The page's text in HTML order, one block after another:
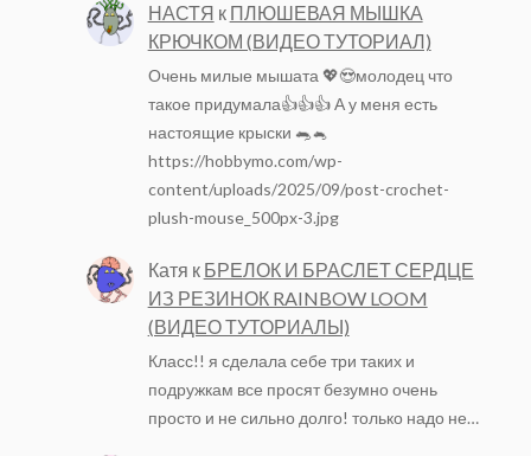
НАСТЯ к ПЛЮШЕВАЯ МЫШКА
КРЮЧКОМ (ВИДЕО ТУТОРИАЛ)
Очень милые мышата 💖😍молодец что
такое придумала👍👍👍 А у меня есть
настоящие крыски 🐀🐁
https://hobbymo.com/wp-
content/uploads/2025/09/post-crochet-
plush-mouse_500px-3.jpg
Катя к БРЕЛОК И БРАСЛЕТ СЕРДЦЕ
ИЗ РЕЗИНОК RAINBOW LOOM
(ВИДЕО ТУТОРИАЛЫ)
Класс!! я сделала себе три таких и
подружкам все просят безумно очень
просто и не сильно долго! только надо не…